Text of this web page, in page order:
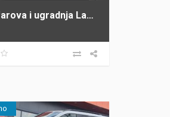
Servis farova i ugradnja Lazarevac – ProAuto